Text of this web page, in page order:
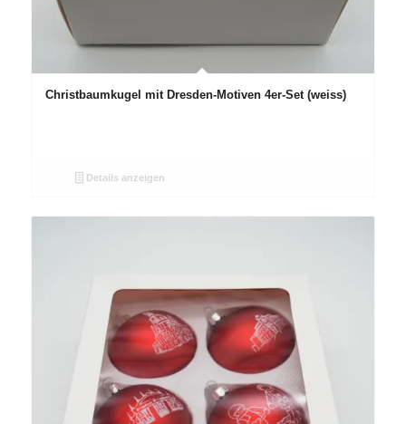
Christbaumkugel mit Dresden-Motiven 4er-Set (weiss)
Details anzeigen